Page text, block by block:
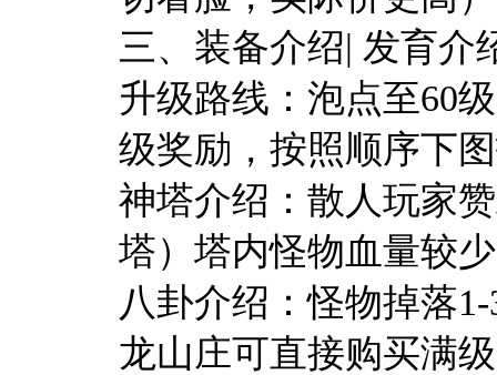
三、装备介绍| 发育介
升级路线：泡点至60
级奖励，按照顺序下
神塔介绍：散人玩家
塔）塔内怪物血量较
八卦介绍：怪物掉落
龙山庄可直接购买满级